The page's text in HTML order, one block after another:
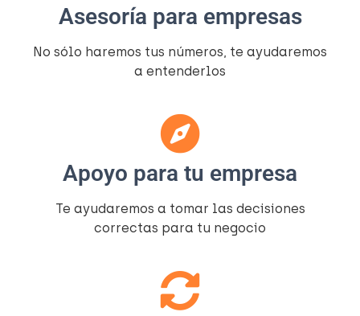
Asesoría para empresas
No sólo haremos tus números, te ayudaremos
a entenderlos​
Apoyo para tu empresa
Te ayudaremos a tomar las decisiones
correctas para tu negocio